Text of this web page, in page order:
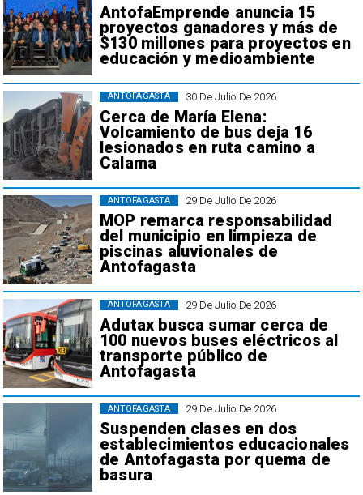
AntofaEmprende anuncia 15
proyectos ganadores y más de
$130 millones para proyectos en
educación y medioambiente
30 De Julio De 2026
Cerca de María Elena:
Volcamiento de bus deja 16
lesionados en ruta camino a
Calama
ANTOFAGASTA
29 De Julio De 2026
MOP remarca responsabilidad
del municipio en limpieza de
piscinas aluvionales de
Antofagasta
ANTOFAGASTA
29 De Julio De 2026
Adutax busca sumar cerca de
100 nuevos buses eléctricos al
transporte público de
Antofagasta
ANTOFAGASTA
29 De Julio De 2026
Suspenden clases en dos
establecimientos educacionales
de Antofagasta por quema de
basura
ANTOFAGASTA